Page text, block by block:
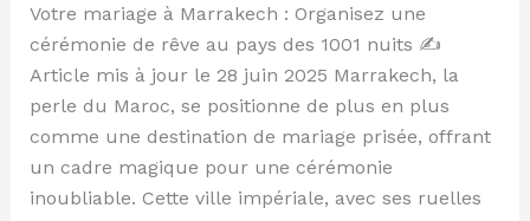
Votre mariage à Marrakech : Organisez une
cérémonie de rêve au pays des 1001 nuits ✍️
Article mis à jour le 28 juin 2025 Marrakech, la
perle du Maroc, se positionne de plus en plus
comme une destination de mariage prisée, offrant
un cadre magique pour une cérémonie
inoubliable. Cette ville impériale, avec ses ruelles
rêve
au
pays
des
1001
nuits